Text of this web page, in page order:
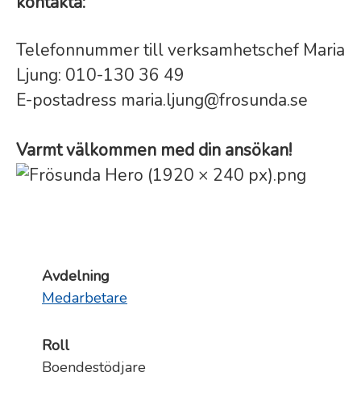
Telefonnummer till verksamhetschef Maria
Ljung: 010-130 36 49
E-postadress maria.ljung@frosunda.se
Varmt välkommen med din ansökan!
Avdelning
Medarbetare
Roll
Boendestödjare